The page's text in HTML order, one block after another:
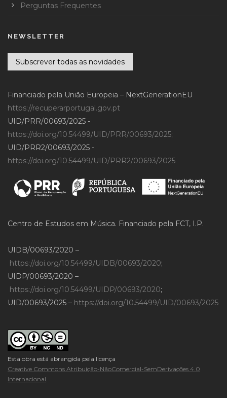
Perguntas Frequentes
NEWSLETTER
Subscrever todas as novidades
Financiado pela União Europeia – NextGenerationEU
https://recuperarportugal.gov.pt
UID/PRR/00693/2025 -
https://doi.org/10.54499/UID/PRR/00693/2025;
UID/PRR2/00693/2025 -
https://doi.org/10.54499/UID/PRR2/00693/2025
Centro de Estudos em Música. Financiado pela FCT, I.P.
UIDB/00693/2020 –
https://doi.org/10.54499/UIDB/00693/2020;
UIDP/00693/2020 –
https://doi.org/10.54499/UIDP/00693/2020;
UID/00693/2025 – https://doi.org/10.54499/UID/00693/2025
Esta obra está abrangida pela licença
Creative Commons Atribuição-NãoComercial-SemDerivações 4.0
Internacional